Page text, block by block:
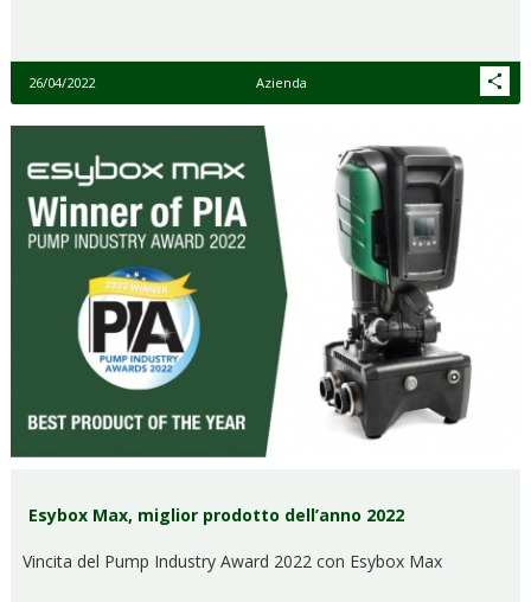
26/04/2022 Azienda
Esybox Max, miglior prodotto dell’anno 2022
Vincita del Pump Industry Award 2022 con Esybox Max